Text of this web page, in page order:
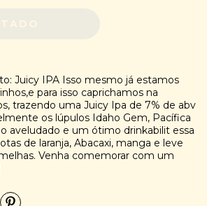
Juicy IPA Isso mesmo já estamos
para isso caprichamos na
trazendo uma Juicy Ipa de 7% de abv
os lúpulos Idaho Gem, Pacífica
aveludado e um ótimo drinkabilit essa
de laranja, Abacaxi, manga e leve
Venha comemorar com um